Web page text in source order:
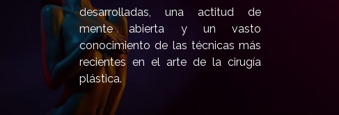
desarrolladas, una actitud de
mente abierta y un vasto
conocimiento de las técnicas más
recientes en el arte de la cirugía
plástica.